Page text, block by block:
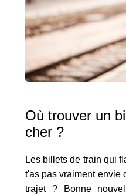
Où trouver un
cher ?
Les billets de train qui
t'as pas vraiment envie
trajet ? Bonne